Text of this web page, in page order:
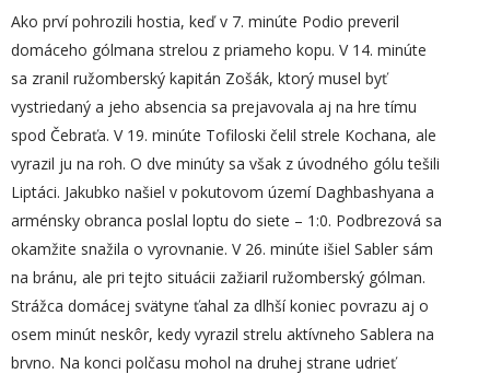
Ako prví pohrozili hostia, keď v 7. minúte Podio preveril
domáceho gólmana strelou z priameho kopu. V 14. minúte
sa zranil ružomberský kapitán Zošák, ktorý musel byť
vystriedaný a jeho absencia sa prejavovala aj na hre tímu
spod Čebraťa. V 19. minúte Tofiloski čelil strele Kochana, ale
vyrazil ju na roh. O dve minúty sa však z úvodného gólu tešili
Liptáci. Jakubko našiel v pokutovom území Daghbashyana a
arménsky obranca poslal loptu do siete – 1:0. Podbrezová sa
okamžite snažila o vyrovnanie. V 26. minúte išiel Sabler sám
na bránu, ale pri tejto situácii zažiaril ružomberský gólman.
Strážca domácej svätyne ťahal za dlhší koniec povrazu aj o
osem minút neskôr, kedy vyrazil strelu aktívneho Sablera na
brvno. Na konci polčasu mohol na druhej strane udrieť